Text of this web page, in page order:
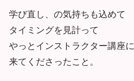
学び直し、の気持ちも込めて
タイミングを見計って
やっとインストラクター講座に
来てくださったこと。